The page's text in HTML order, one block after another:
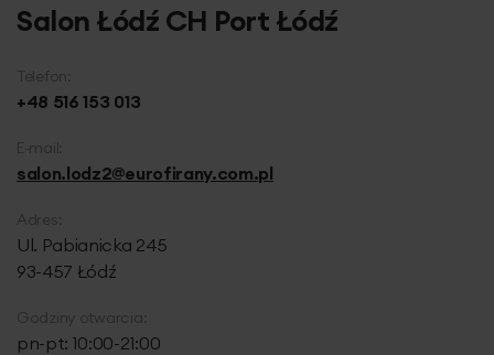
Salon Łódź CH Port Łódź
Telefon:
+48 516 153 013
E-mail:
salon.lodz2@eurofirany.com.pl
Adres:
Ul. Pabianicka 245
93-457 Łódź
Godziny otwarcia:
pn-pt: 10:00-21:00